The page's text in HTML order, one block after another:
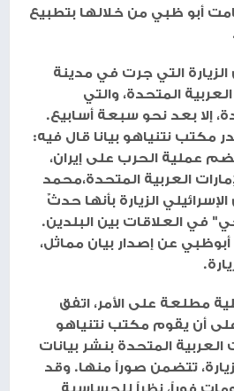
والتي قامت أبو ظبي من خلالها بتطبيع
التي جرت في مدينة
المتحدة، والتي
إلا بعد نحو سبعة أسابيع.
أصدر مكتب نتنياهو بيانا قال فيه:
عملية الحرب على إيران،
العربية المتحدة،محمد
الزيارة بأنها حدثٌ
في العلاقات بين البلدين.
عن إصدار بيان مماثل،
مطلعة على الأمر، اتفق
على أن يقوم مكتب نتنياهو
المتحدة بنشر بيانات
تتضمن صوراً منها. وقد